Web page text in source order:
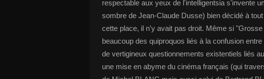
respectable aux yeux de l'intelligentsia s'invente
sombre de Jean-Claude Dusse) bien décidé à
cette place, il n'y avait pas droit. Même si
beaucoup des quiproquos liés à la confusion
de vertigineux questionnements existentiels liés
une mise en abyme du cinéma français (qui